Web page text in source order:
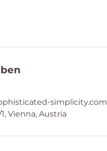
simplicity.com
Vienna, Austria